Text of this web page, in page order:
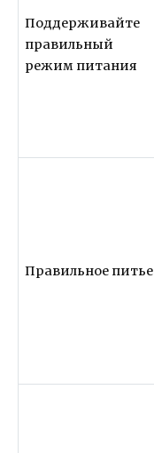
Поддерживайте
правильный
режим питания
Правильное питье